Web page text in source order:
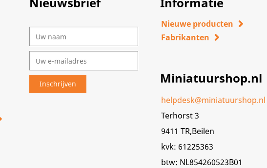
Nieuwe producten
Fabrikanten
Miniatuurshop.nl
helpdesk@miniatuurshop.nl
Terhorst 3
9411 TR,Beilen
kvk: 61225363
btw: NL854260523B01